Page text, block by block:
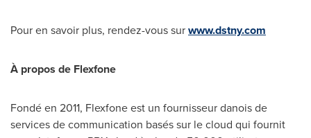
Pour en savoir plus, rendez-vous surwww.dstny.com
À propos de Flexfone
Fondé en 2011, Flexfone est un fournisseur danois de
services de communication basés sur le cloud qui fournit